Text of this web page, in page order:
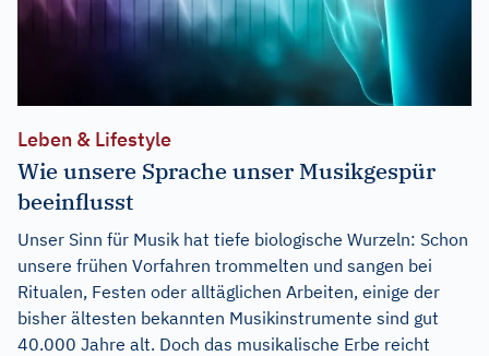
Leben & Lifestyle
Wie unsere Sprache unser Musikgespür
beeinflusst
Unser Sinn für Musik hat tiefe biologische Wurzeln: Schon
unsere frühen Vorfahren trommelten und sangen bei
Ritualen, Festen oder alltäglichen Arbeiten, einige der
bisher ältesten bekannten Musikinstrumente sind gut
40.000 Jahre alt. Doch das musikalische Erbe reicht